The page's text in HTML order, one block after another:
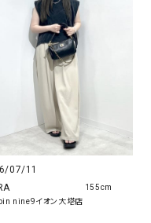
07/11
nine9イオン大塔店
155cm